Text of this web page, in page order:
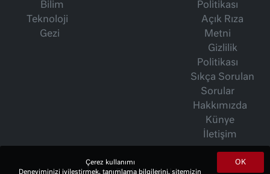
Bilim
Teknoloji
Gezi
Politikası
Açık Rıza
Metni
Gizlilik
Politikası
Sıkça Sorulan
Sorular
Hakkımızda
Künye
İletişim
OK
Çerez kullanımı
Deneyiminizi iyileştirmek, tanımlama bilgilerini, sitemizin